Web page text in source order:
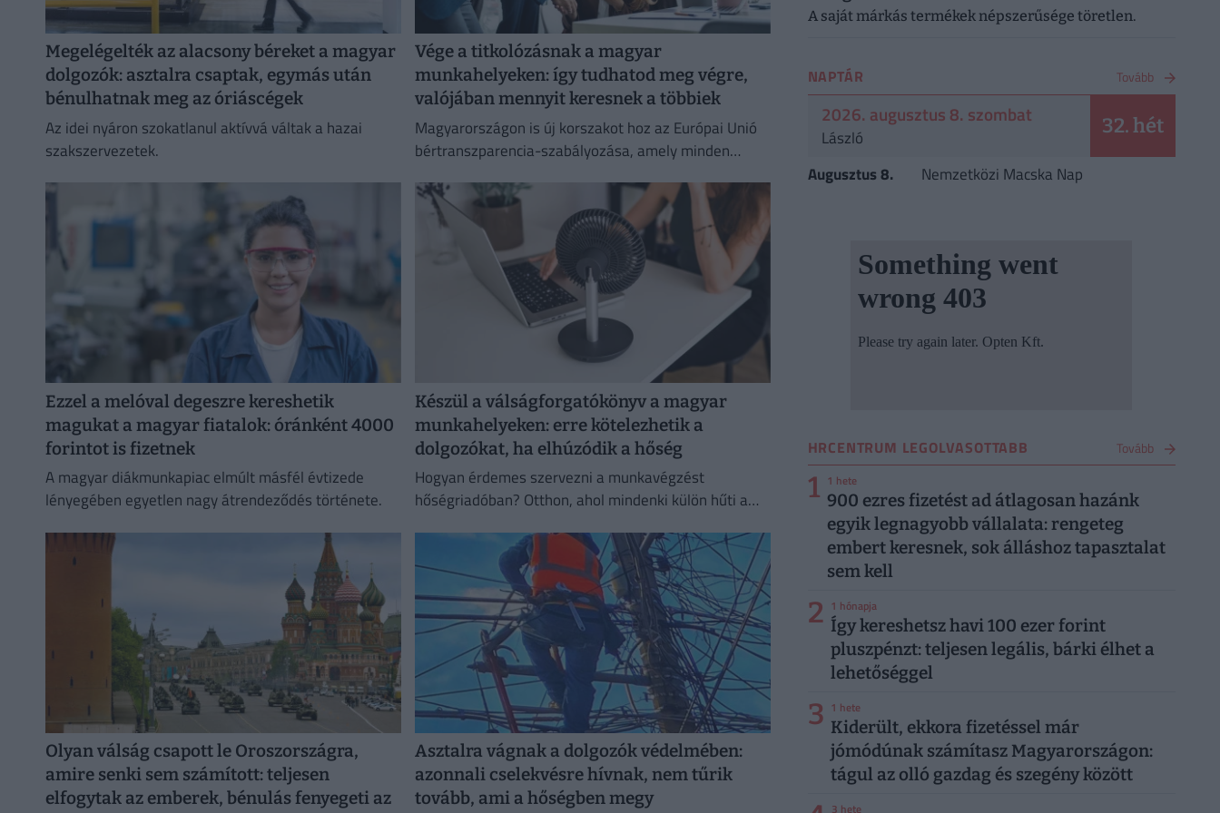
Megelégelték az alacsony béreket a magyar
dolgozók: asztalra csaptak, egymás után
bénulhatnak meg az óriáscégek
Az idei nyáron szokatlanul aktívvá váltak a hazai
szakszervezetek.
Vége a titkolózásnak a magyar
munkahelyeken: így tudhatod meg végre,
valójában mennyit keresnek a többiek
Magyarországon is új korszakot hoz az Európai Unió
bértranszparencia-szabályozása, amely minden
Ezzel a melóval degeszre kereshetik
magukat a magyar fiatalok: óránként 4000
forintot is fizetnek
A magyar diákmunkapiac elmúlt másfél évtizede
lényegében egyetlen nagy átrendeződés története.
Készül a válságforgatókönyv a magyar
munkahelyeken: erre kötelezhetik a
dolgozókat, ha elhúzódik a hőség
Hogyan érdemes szervezni a munkavégzést
hőségriadóban? Otthon, ahol mindenki külön hűti a
irodaházban, ahol a hűtés központilag működik.
Olyan válság csapott le Oroszországra,
amire senki sem számított: teljesen
elfogytak az emberek, bénulás fenyegeti az
Asztalra vágnak a dolgozók védelmében:
azonnali cselekvésre hívnak, nem tűrik
tovább, ami a hőségben megy
A saját márkás termékek népszerűsége töretlen.
NAPTÁR Tovább
2026. augusztus 8. szombat
László 32. hét
Augusztus 8. Nemzetközi Macska Nap
HRCENTRUM LEGOLVASOTTABB Tovább
1 1 hete
900 ezres fizetést ad átlagosan hazánk
egyik legnagyobb vállalata: rengeteg
embert keresnek, sok álláshoz tapasztalat
sem kell
2 1 hónapja
Így kereshetsz havi 100 ezer forint
pluszpénzt: teljesen legális, bárki élhet a
lehetőséggel
3 1 hete
Kiderült, ekkora fizetéssel már
jómódúnak számítasz Magyarországon:
tágul az olló gazdag és szegény között
3 hete